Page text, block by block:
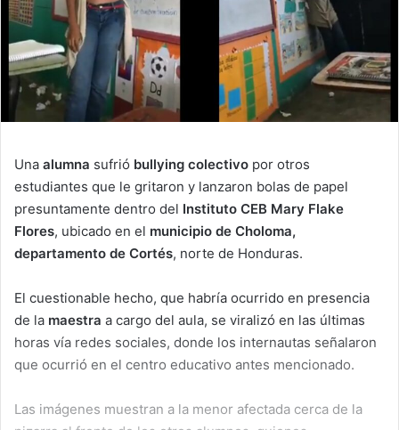
Una alumna sufrió bullying colectivo por otros
estudiantes que le gritaron y lanzaron bolas de papel
presuntamente dentro del Instituto CEB Mary Flake
Flores, ubicado en el municipio de Choloma,
departamento de Cortés, norte de Honduras.
El cuestionable hecho, que habría ocurrido en presencia
de la maestra a cargo del aula, se viralizó en las últimas
horas vía redes sociales, donde los internautas señalaron
que ocurrió en el centro educativo antes mencionado.
Las imágenes muestran a la menor afectada cerca de la